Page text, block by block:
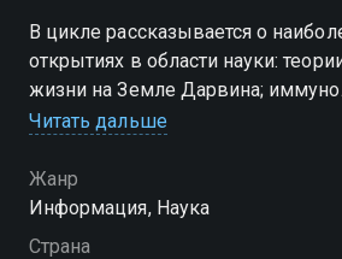
В цикле рассказывается о
открытиях в области науки:
жизни на Земле Дарвина;
защитных силах организма;
Вселенной
Читать дальше
Жанр
Информация, Наука
Страна